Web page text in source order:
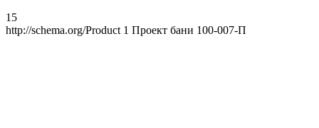
15
http://schema.org/Product 1 Проект бани 100-007-П